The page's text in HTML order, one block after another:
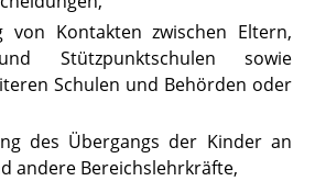
von Kontakten zwischen Eltern,
Stützpunktschulen sowie
Schulen und Behörden oder
des Übergangs der Kinder an
andere Bereichslehrkräfte,